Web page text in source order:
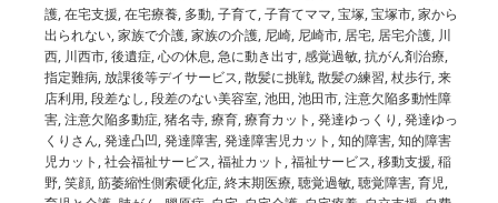
護,在宅支援,在宅療養, 多動,子育て,子育てママ,宝塚,宝塚市,家から
出られない,家族で介護,家族の介護, 尼崎, 尼崎市, 居宅, 居宅介護, 川
西, 川西市,後遺症,心の休息,急に動き出す,感覚過敏,抗がん剤治療,
指定難病,放課後等デイサービス,散髪に挑戦,散髪の練習,杖歩行,来
店利用,段差なし,段差のない美容室,池田,池田市,注意欠陥多動性障
害,注意欠陥多動症,猪名寺,療育,療育カット ,発達ゆっくり ,発達ゆっ
くりさん,発達凸凹,発達障害,発達障害児カット ,知的障害,知的障害
児カット ,社会福祉サービス,福祉カット ,福祉サービス,移動支援,稲
野,笑顔,筋萎縮性側索硬化症,終末期医療,聴覚過敏,聴覚障害,育児,